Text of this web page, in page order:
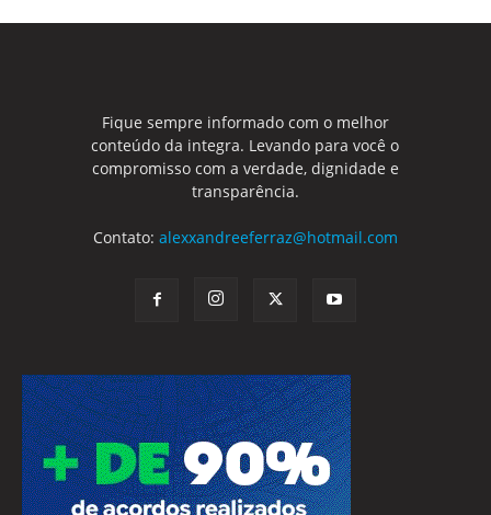
Fique sempre informado com o melhor
conteúdo da integra. Levando para você o
compromisso com a verdade, dignidade e
transparência.
Contato: alexxandreeferraz@hotmail.com